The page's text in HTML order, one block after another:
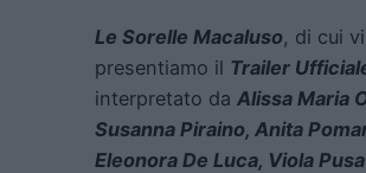
Le Sorelle Macaluso, di cui vi
presentiamo il Trailer
interpretato da Alissa Maria
Susanna Piraino, Anita
Eleonora De Luca, Viola